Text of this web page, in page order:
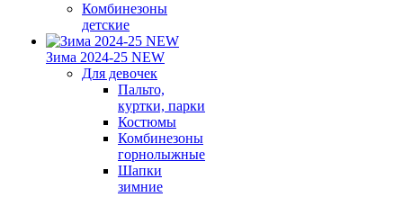
Комбинезоны
детские
Зима 2024-25 NEW
Для девочек
Пальто,
куртки, парки
Костюмы
Комбинезоны
горнолыжные
Шапки
зимние